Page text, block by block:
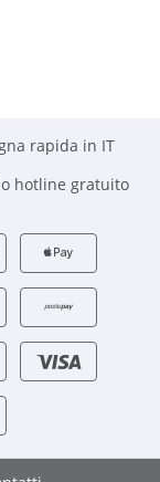
rapida in IT
hotline gratuito